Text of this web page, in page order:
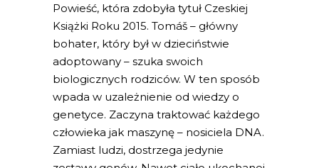
Powieść, która zdobyła tytuł Czeskiej
Książki Roku 2015. Tomáš – główny
bohater, który był w dzieciństwie
adoptowany – szuka swoich
biologicznych rodziców. W ten sposób
wpada w uzależnienie od wiedzy o
genetyce. Zaczyna traktować każdego
człowieka jak maszynę – nosiciela DNA.
Zamiast ludzi, dostrzega jedynie